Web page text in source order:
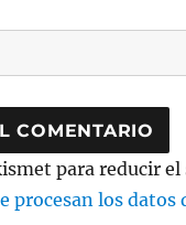
para reducir el
procesan los datos